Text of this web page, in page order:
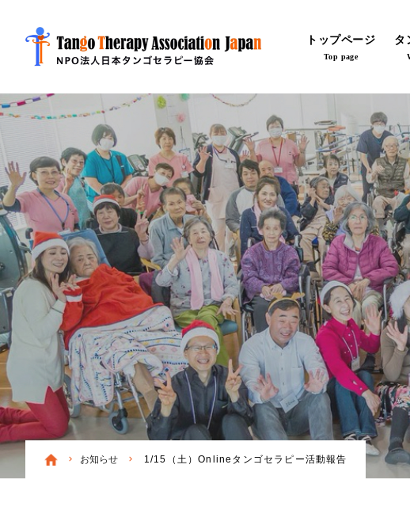
お知らせ 1/15（土）Onlineタンゴセラピー活動報告
トップページ
Top page
タ